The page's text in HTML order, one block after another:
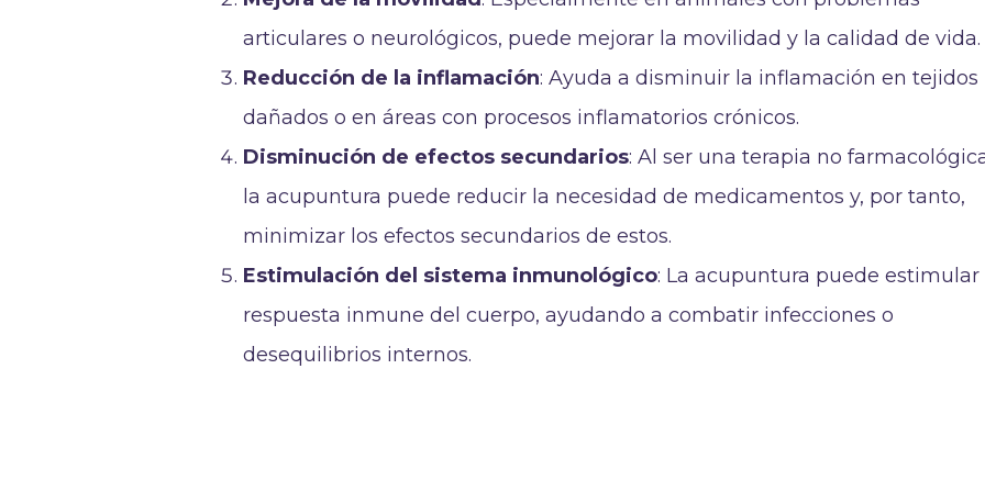
articulares o neurológicos, puede mejorar la movilidad y la calidad de vida.
Reducción de la inflamación: Ayuda a disminuir la inflamación en tejidos
dañados o en áreas con procesos inflamatorios crónicos.
Disminución de efectos secundarios: Al ser una terapia no
la acupuntura puede reducir la necesidad de medicamentos y, por tanto,
minimizar los efectos secundarios de estos.
Estimulación del sistema inmunológico: La acupuntura puede estimular
respuesta inmune del cuerpo, ayudando a combatir infecciones o
desequilibrios internos.